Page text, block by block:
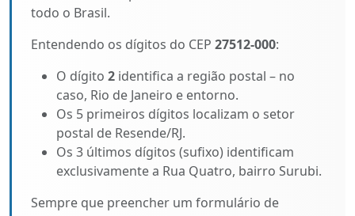
todo o Brasil.
Entendendo os dígitos do CEP 27512-000:
O dígito 2 identifica a região postal – no
caso, Rio de Janeiro e entorno.
Os 5 primeiros dígitos localizam o setor
postal de Resende/RJ.
Os 3 últimos dígitos (sufixo) identificam
exclusivamente a Rua Quatro, bairro Surubi.
Sempre que preencher um formulário de